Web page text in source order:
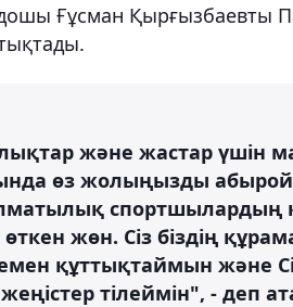
Ғұсман Қырғызбаевты
және жастар үшін
өз жолыңызды
спортшылардың
жөн. Сіз біздің
құттықтаймын және
тілеймін", - деп